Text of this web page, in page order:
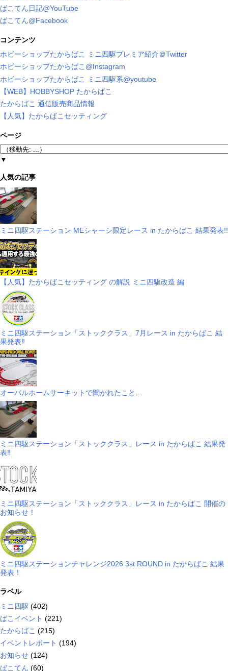
ばこてん日記@YouTube
ばこてん@Facebook
コンテンツ
ホビーショップたからばこ ミニ四駆プレミア紹介＠Twitter
ホビーショップたからばこ@Instagram
ホビーショップたからばこ ミニ四駆系@youtube
【WEB】HOBBYSHOP たからばこ
たからばこ 通信販売商品情報
【人気】たからばこセッティング
ページ
▼
人気の記事
ミニ四駆ステーション MEシャーシ限定レース in たからばこ 結果発表!!
【人気】たからばこセッティング の解説 ミニ四駆改造 編
ミニ四駆ステーション「ストッククラス」7月レース in たからばこ 結
果発表‼
オーバルホームサーキットで聞かれたこと…
ミニ四駆ステーション「ストッククラス」レース in たからばこ 結果発
表‼
ミニ四駆ステーション「ストッククラス」レース in たからばこ 開催の
お知らせ！
ミニ四駆ステーションチャレンジ2026 3st ROUND in たからばこ 結果
発表！
ラベル
ミニ四駆 (402)
ばこイベント (221)
たからばこ (215)
イベントレポート (194)
お知らせ (124)
ばこてん (60)